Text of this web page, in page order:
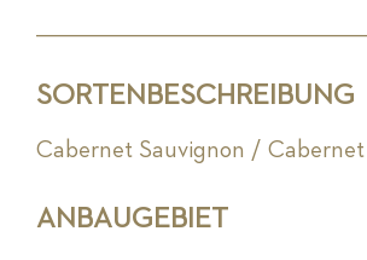
SORTENBESCHREIBUNG
Cabernet Sauvignon /
ANBAUGEBIET